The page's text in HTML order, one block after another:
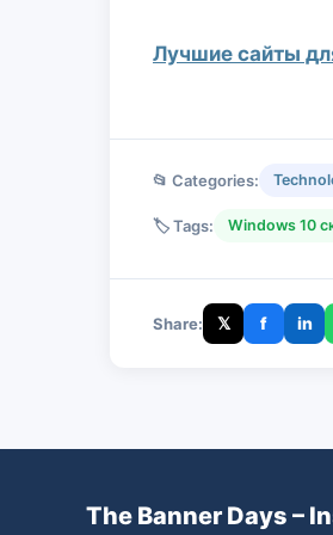
Лучшие сайты
📂 Categories:
🏷️ Tags: Windows 10
Share: 𝕏 f in
The Banner Days –